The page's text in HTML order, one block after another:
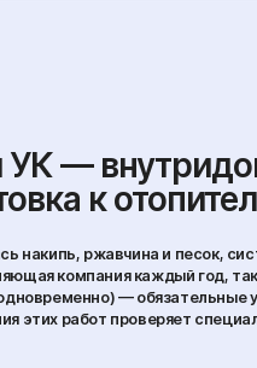
УК —
к
накипь, ржавчина и песок,
компания каждый год,
— обязательные
этих работ проверяет